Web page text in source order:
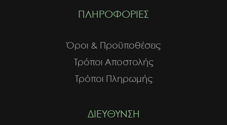
ΠΛΗΡΟΦΟΡΙΕΣ
Όροι & Προϋποθέσεις
Τρόποι Αποστολής
Τρόποι Πληρωμής
ΔΙΕΥΘΥΝΣΗ